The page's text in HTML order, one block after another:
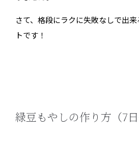
さて、格段にラクに失敗なしで出
トです！
緑豆もやしの作り方（7日